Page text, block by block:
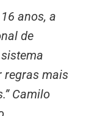
anos, a
de
regras mais
Camilo